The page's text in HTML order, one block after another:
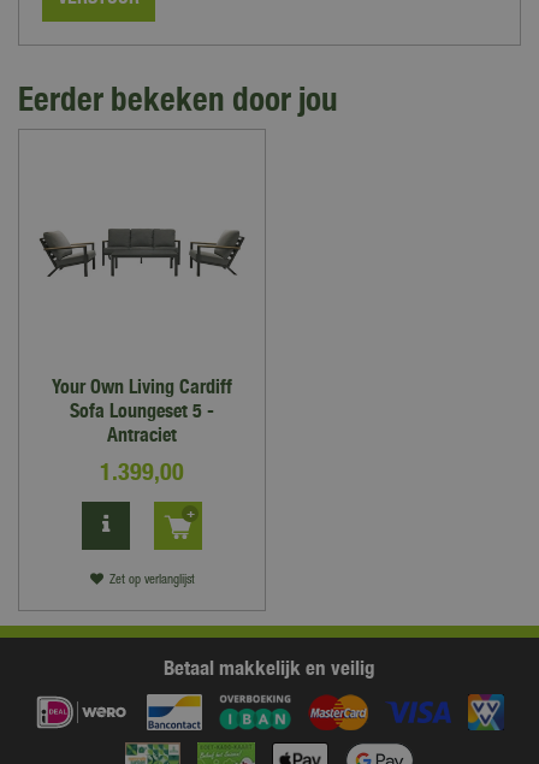
Eerder bekeken door jou
Your Own Living Cardiff
Sofa Loungeset 5 -
Antraciet
1.399,00
Zet op verlanglijst
Betaal makkelijk en veilig